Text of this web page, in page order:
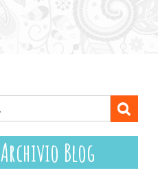
Archivio Blog